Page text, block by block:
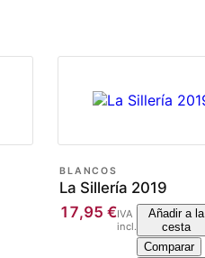
BLANCOS
La Sillería 2019
17,95 €IVA
incl.
Añadir a la
cesta
Comparar